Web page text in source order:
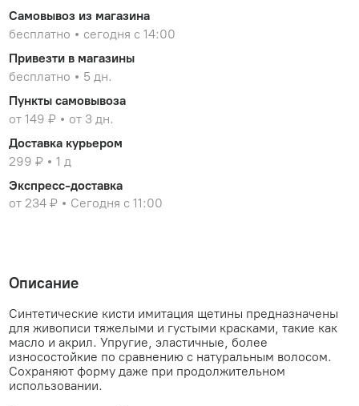
Самовывоз из магазина
бесплатно
сегодня с 14:00
Привезти в магазины
бесплатно
5 дн.
Пункты самовывоза
от 149 ₽
от 3 дн.
Доставка курьером
299 ₽
1 д
Экспресс-доставка
от 234 ₽
Сегодня с 11:00
Описание
Синтетические кисти имитация щетины предназначены
для живописи тяжелыми и густыми красками, такие как
масло и акрил. Упругие, эластичные, более
износостойкие по сравнению с натуральным волосом.
Сохраняют форму даже при продолжительном
использовании.